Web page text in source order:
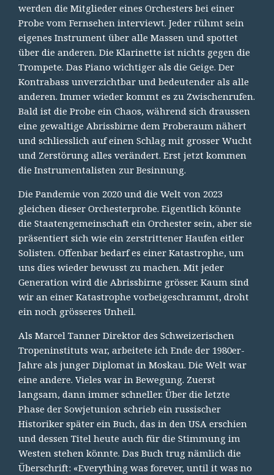
werden die Mitglieder eines Orchesters bei einer
Probe vom Fernsehen interviewt. Jeder rühmt sein
eigenes Instrument über alle Massen und spottet
über die anderen. Die Klarinette ist nichts gegen die
Trompete. Das Piano wichtiger als die Geige. Der
Kontrabass unverzichtbar und bedeutender als alle
anderen. Immer wieder kommt es zu Zwischenrufen.
Bald ist die Probe ein Chaos, während sich draussen
eine gewaltige Abrissbirne dem Proberaum nähert
und schliesslich auf einen Schlag mit grosser Wucht
und Zerstörung alles verändert. Erst jetzt kommen
die Instrumentalisten zur Besinnung.
Die Pandemie von 2020 und die Welt von 2023
gleichen dieser Orchesterprobe. Eigentlich könnte
die Staatengemeinschaft ein Orchester sein, aber sie
präsentiert sich wie ein zerstrittener Haufen eitler
Solisten. Offenbar bedarf es einer Katastrophe, um
uns dies wieder bewusst zu machen. Mit jeder
Generation wird die Abrissbirne grösser. Kaum sind
wir an einer Katastrophe vorbeigeschrammt, droht
ein noch grösseres Unheil.
Als Marcel Tanner Direktor des Schweizerischen
Tropeninstituts war, arbeitete ich Ende der 1980er-
Jahre als junger Diplomat in Moskau. Die Welt war
eine andere. Vieles war in Bewegung. Zuerst
langsam, dann immer schneller. Über die letzte
Phase der Sowjetunion schrieb ein russischer
Historiker später ein Buch, das in den USA erschien
und dessen Titel heute auch für die Stimmung im
Westen stehen könnte. Das Buch trug nämlich die
Überschrift: «Everything was forever, until it was no